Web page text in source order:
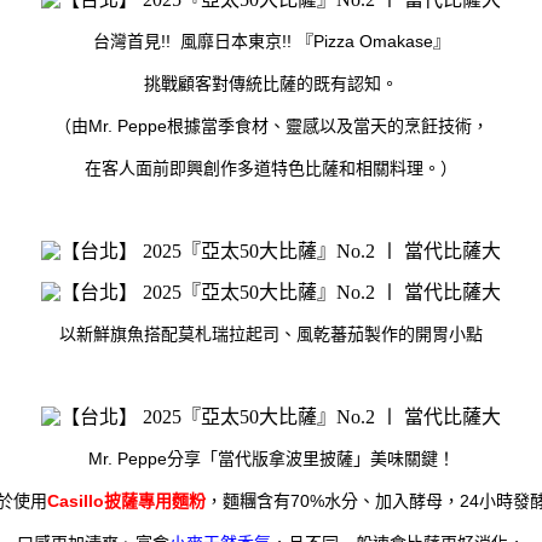
台灣首見!! 風靡日本東京!! 『Pizza Omakase』
挑戰顧客對傳統比薩的既有認知。
（由Mr. Peppe根據當季食材、靈感以及當天的烹飪技術，
在客人面前即興創作多道特色比薩和相關料理。）
以新鮮旗魚搭配莫札瑞拉起司、風乾蕃茄製作的開胃小點
Mr. Peppe分享「當代版拿波里披薩」美味關鍵！
使用Casillo披薩專用麵粉，麵糰含有70%水分、加入酵母， 24小時發